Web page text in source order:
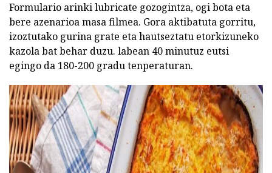
Formulario arinki lubricate gozogintza, ogi bota eta
bere azenarioa masa filmea. Gora aktibatuta gorritu,
izoztutako gurina grate eta hautseztatu etorkizuneko
kazola bat behar duzu. labean 40 minutuz eutsi
egingo da 180-200 gradu tenperaturan.